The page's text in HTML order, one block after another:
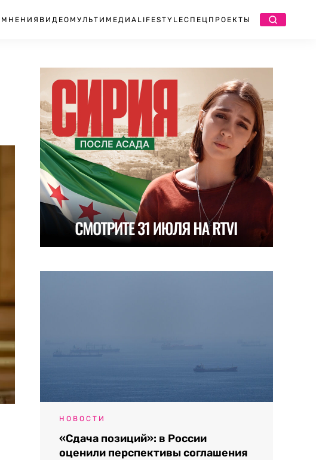
МНЕНИЯ ВИДЕО МУЛЬТИМЕДИА LIFESTYLEСПЕЦПРОЕКТЫ
НОВОСТИ
«Сдача позиций»: в России
оценили перспективы соглашения